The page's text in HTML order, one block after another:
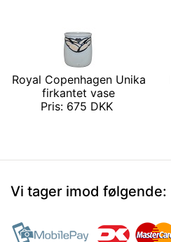
Royal Copenhagen Unika
firkantet vase
Pris: 675 DKK
Vi tager imod følgende: